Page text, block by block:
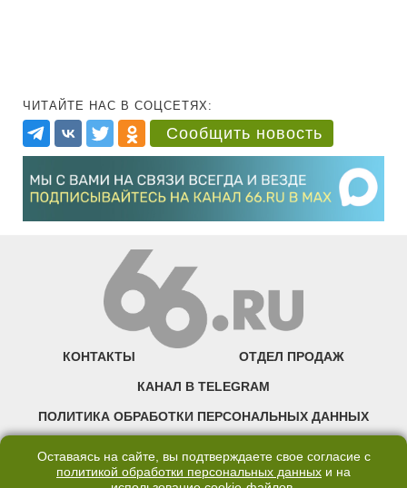
ЧИТАЙТЕ НАС В СОЦСЕТЯХ:
Сообщить новость
КОНТАКТЫ ОТДЕЛ ПРОДАЖ
КАНАЛ В TELEGRAM
ПОЛИТИКА ОБРАБОТКИ ПЕРСОНАЛЬНЫХ ДАННЫХ
Оставаясь на сайте, вы подтверждаете свое согласие с
политикой обработки персональных данных и на